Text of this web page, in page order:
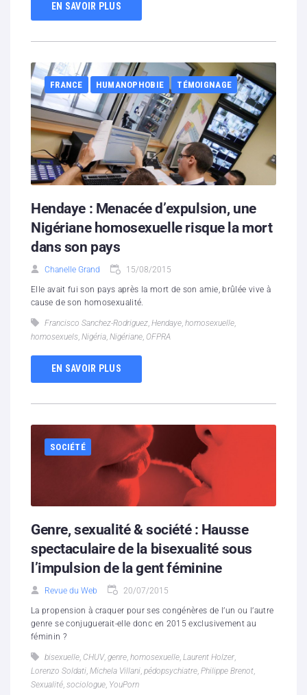
EN SAVOIR PLUS
FRANCE HUMANOPHOBIE TÉMOIGNAGE
Hendaye : Menacée d’expulsion, une
Nigériane homosexuelle risque la mort
dans son pays
Chanelle Grand 15/08/2015
Elle avait fui son pays après la mort de son amie, brûlée vive à
cause de son homosexualité.
Francisco Sanchez-Rodriguez, Hendaye, homosexuelle,
homosexuels, Nigéria, Nigériane, OFPRA
EN SAVOIR PLUS
SOCIÉTÉ
Genre, sexualité & société : Hausse
spectaculaire de la bisexualité sous
l’impulsion de la gent féminine
Revue du Web 20/07/2015
La propension à craquer pour ses congénères de l’un ou l’autre
genre se conjuguerait-elle donc en 2015 exclusivement au
féminin ?
bisexuelle CHUV, genre homosexuelle Laurent Holzer
Lorenzo Soldati Michela Villani pédopsychiatre Philippe Brenot
Sexualité sociologue YouPorn